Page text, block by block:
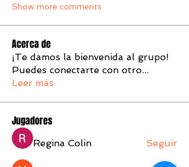
Show more comments
Acerca de
¡Te damos la bienvenida al grupo!
Puedes conectarte con otro...
Leer más
Jugadores
Regina Colin Seguir